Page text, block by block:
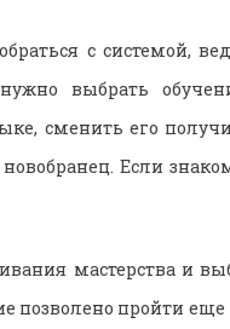
с системой,
выбрать
сменить его
Если
мастерства и
позволено пройти